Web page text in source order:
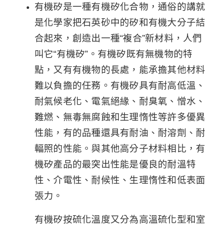
有機矽是一種有機矽化合物，通俗的講就
是化學家把石英砂中的矽和有機大分子結
合起來，創造出一種“複合”新材料，人們
叫它“有機矽”。有機矽既有無機物的特
點，又有有機物的長處，能承擔其他材料
難以負擔的任務。有機矽具有耐高低溫、
耐氣候老化、電氣絕緣、耐臭氧、憎水、
難燃、無毒無腐蝕和生理惰性等許多優異
性能，有的品種還具有耐油、耐溶劑、耐
輻照的性能。與其他高分子材料相比，有
機矽產品的最突出性能是優良的耐溫特
性、介電性、耐候性、生理惰性和低表面
張力。
有機矽按硫化溫度又分為高溫硫化型和室